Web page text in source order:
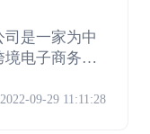
是一家为中
境电子商务的
2022-09-29 11:11:28